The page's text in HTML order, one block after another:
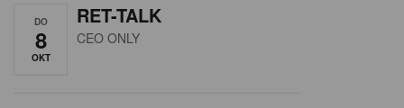
DO
8
OKT
RET-TALK
CEO ONLY